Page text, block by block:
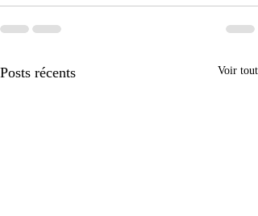
Posts récents Voir tout